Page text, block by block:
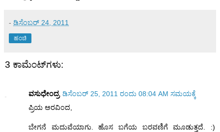
- ಡಿಸೆಂಬರ್ 24, 2011
ಹಂಚಿ
3 ಕಾಮೆಂಟ್‌ಗಳು:
ವಸುಧೇಂದ್ರ ಡಿಸೆಂಬರ್ 25, 2011 ರಂದು 08:04 AM ಸಮಯಕ್ಕೆ
ಪ್ರಿಯ ಅರವಿಂದ,
ಬೇಗನೆ ಮದುವೆಯಾಗು. ಹೊಸ ಬಗೆಯ ಬರವಣಿಗೆ ಮೂಡುತ್ತದೆ. :)